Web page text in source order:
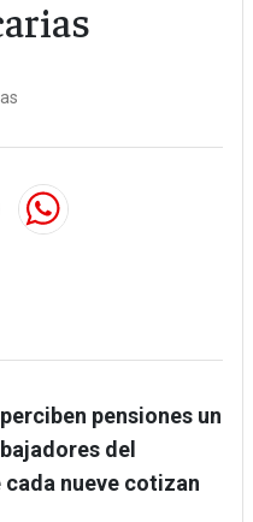
pensiones un
del
nueve cotizan